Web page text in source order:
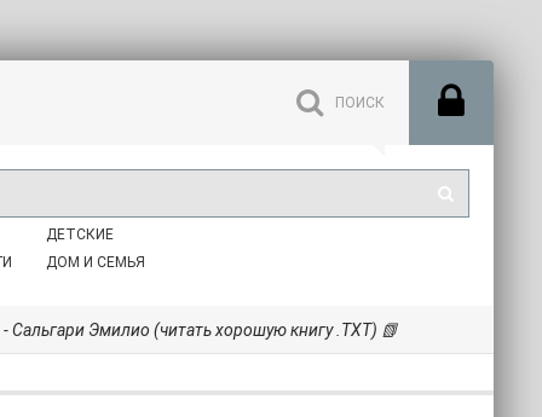
ДЕТСКИЕ
ДОМ И СЕМЬЯ
Сальгари Эмилио (читать хорошую книгу .TXT) 📗